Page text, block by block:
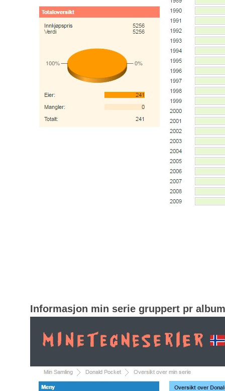
Informasjon min serie gruppert pr